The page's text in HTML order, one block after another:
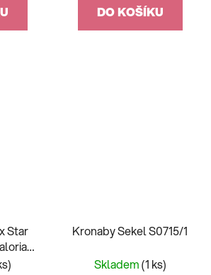
DO KOŠÍKU
Star
Kronaby Sekel S0715/1
Skladem(1 ks)